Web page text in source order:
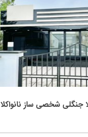
جنگلی شخصی ساز نانواکلا